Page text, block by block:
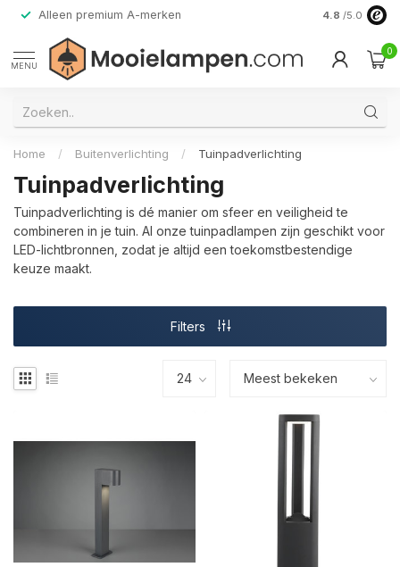
Alleen premium A-merken 4.8 /5.0
MENU
0
Home / Buitenverlichting / Tuinpadverlichting
Tuinpadverlichting
Tuinpadverlichting is dé manier om sfeer en veiligheid te
combineren in je tuin. Al onze tuinpadlampen zijn geschikt voor
LED-lichtbronnen, zodat je altijd een toekomstbestendige
keuze maakt.
Filters